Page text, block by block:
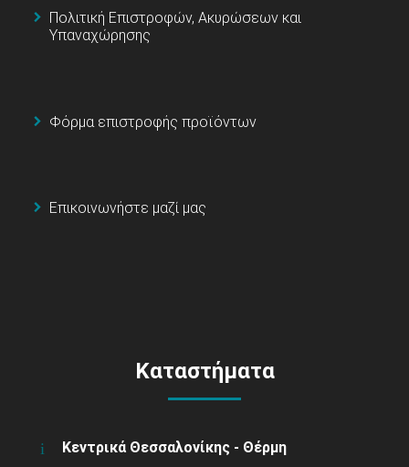
Πολιτική Επιστροφών, Ακυρώσεων και
Υπαναχώρησης
Φόρμα επιστροφής προϊόντων
Επικοινωνήστε μαζί μας
Καταστήματα
Κεντρικά Θεσσαλονίκης - Θέρμη